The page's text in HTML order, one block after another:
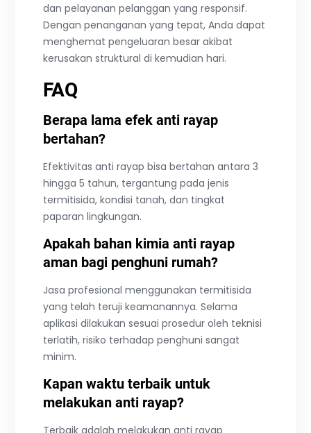
dan pelayanan pelanggan yang responsif.
Dengan penanganan yang tepat, Anda dapat
menghemat pengeluaran besar akibat
kerusakan struktural di kemudian hari.
FAQ
Berapa lama efek anti rayap
bertahan?
Efektivitas anti rayap bisa bertahan antara 3
hingga 5 tahun, tergantung pada jenis
termitisida, kondisi tanah, dan tingkat
paparan lingkungan.
Apakah bahan kimia anti rayap
aman bagi penghuni rumah?
Jasa profesional menggunakan termitisida
yang telah teruji keamanannya. Selama
aplikasi dilakukan sesuai prosedur oleh teknisi
terlatih, risiko terhadap penghuni sangat
minim.
Kapan waktu terbaik untuk
melakukan anti rayap?
Terbaik adalah melakukan anti rayap